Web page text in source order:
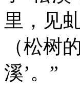
里，见
（松树
溪’。”